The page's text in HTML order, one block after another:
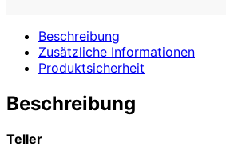
Beschreibung
Zusätzliche Informationen
Produktsicherheit
Beschreibung
Teller